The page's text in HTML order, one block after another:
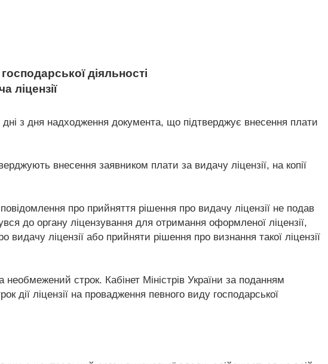
діяльності
ліцензії
з дня надходження документа, що підтверджує внесення плати
внесення заявником плати за видачу ліцензії, на копії
про прийняття рішення про видачу ліцензії не подав
до органу ліцензування для отримання оформленої ліцензії,
ліцензії або прийняти рішення про визнання такої ліцензії
строк. Кабінет Міністрів України за поданням
дії ліцензії на провадження певного виду господарської